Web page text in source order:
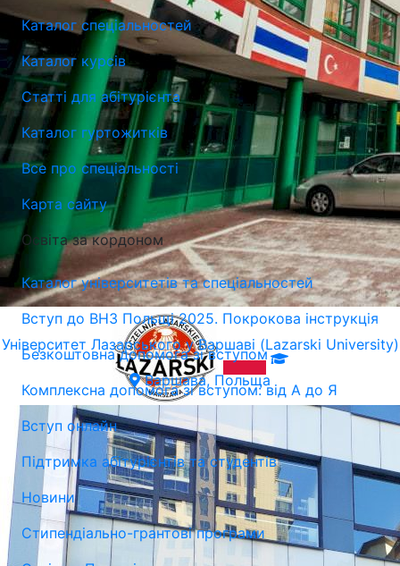
Університет Лазарського у Варшаві (Lazarski University)
Варшава, Польща
Каталог спеціальностей
Каталог курсів
Статті для абітурієнта
Каталог гуртожитків
Все про спеціальності
Карта сайту
Освіта за кордоном
Каталог університетів та спеціальностей
Вступ до ВНЗ Польщі 2025. Покрокова інструкція
Безкоштовна допомога зі вступом
Комплексна допомога зі вступом: від А до Я
Вступ онлайн
Підтримка абітурієнтів та студентів
Новини
Стипендіально-грантові програми